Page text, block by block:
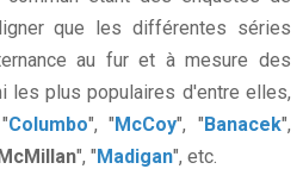
que les différentes séries
au fur et à mesure des
les plus populaires d'entre elles,
Columbo", "McCoy", "Banacek",
", "Madigan", etc.